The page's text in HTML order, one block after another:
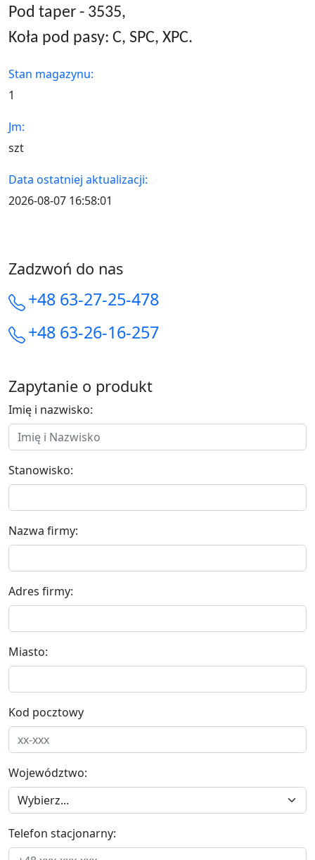
Pod taper - 3535,
Koła pod pasy: C, SPC, XPC.
Stan magazynu:
1
Jm:
szt
Data ostatniej aktualizacji:
2026-08-07 16:58:01
Zadzwoń do nas
+48 63-27-25-478
+48 63-26-16-257
Zapytanie o produkt
Imię i nazwisko:
Stanowisko:
Nazwa firmy:
Adres firmy:
Miasto:
Kod pocztowy
Województwo:
Telefon stacjonarny: